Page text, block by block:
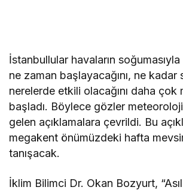
İstanbullular havaların soğumasıyla
ne zaman başlayacağını, ne kadar
nerelerde etkili olacağını daha çok
başladı. Böylece gözler
gelen açıklamalara çevrildi. Bu
megakent önümüzdeki hafta
tanışacak.
İklim Bilimci Dr. Okan Bozyurt,